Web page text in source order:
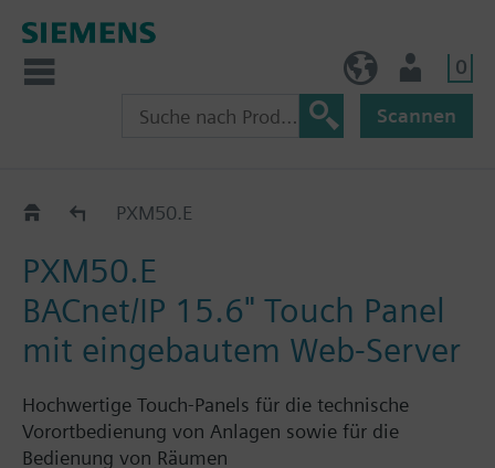
0
Scannen
PXM..E Control Point
PXM50.E
PXM50.E
BACnet/IP 15.6" Touch Panel
mit eingebautem Web-Server
Hochwertige Touch-Panels für die technische
Vorortbedienung von Anlagen sowie für die
Bedienung von Räumen